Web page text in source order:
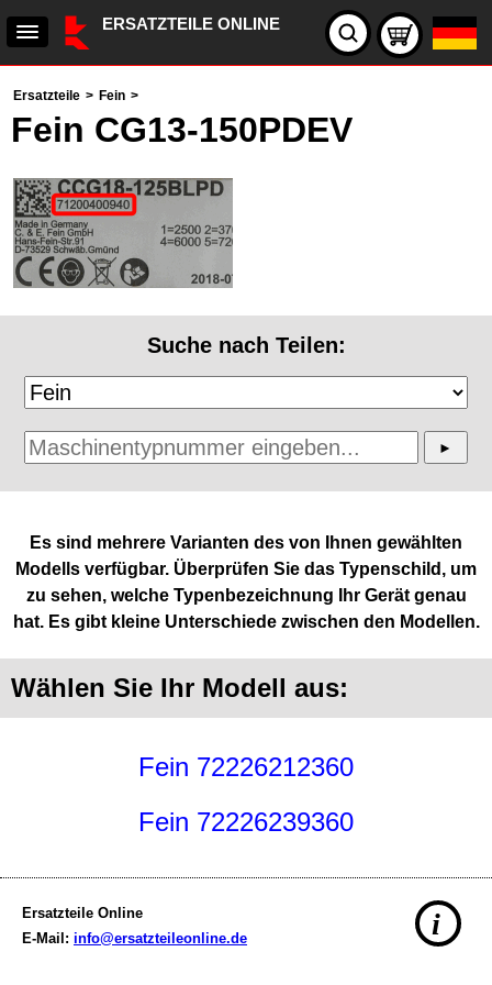
ERSATZTEILE ONLINE
Ersatzteile > Fein >
Fein CG13-150PDEV
Suche nach Teilen:
Es sind mehrere Varianten des von Ihnen gewählten
Modells verfügbar. Überprüfen Sie das Typenschild, um
zu sehen, welche Typenbezeichnung Ihr Gerät genau
hat. Es gibt kleine Unterschiede zwischen den Modellen.
Wählen Sie Ihr Modell aus:
Fein 72226212360
Fein 72226239360
Ersatzteile Online
E-Mail: info@ersatzteileonline.de i